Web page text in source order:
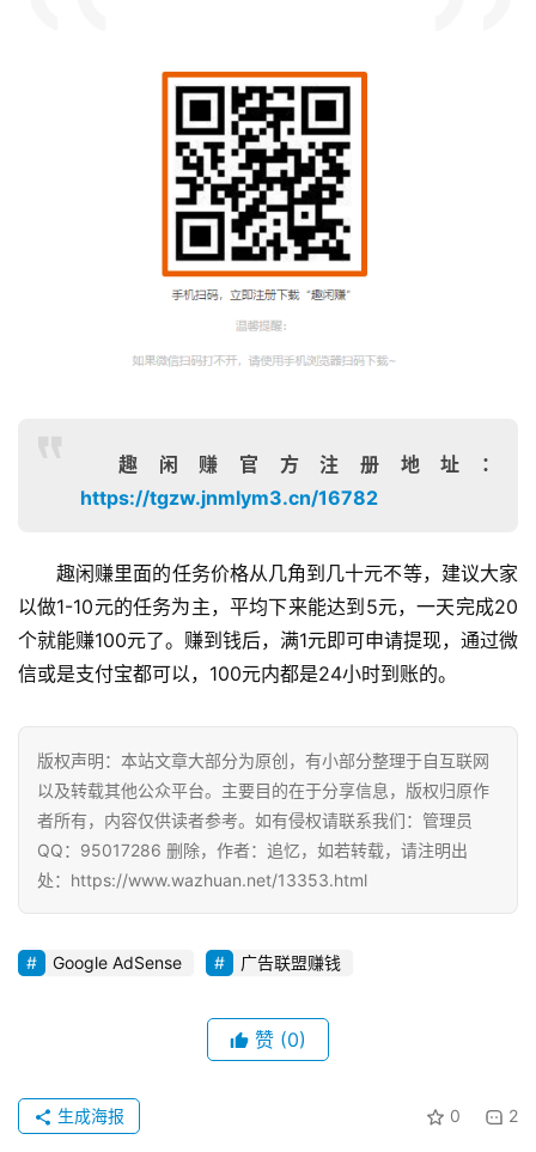
首
页
挖
赚
评
手
登录 注册
趣闲赚官方注册地址：
https://tgzw.jnmlym3.cn/16782
趣闲赚里面的任务价格从几角到几十元不等，建议大家
以做1-10元的任务为主，平均下来能达到5元，一天完成20
个就能赚100元了。赚到钱后，满1元即可申请提现，通过微
信或是支付宝都可以，100元内都是24小时到账的。
版权声明：本站文章大部分为原创，有小部分整理于自互联网
以及转载其他公众平台。主要目的在于分享信息，版权归原作
者所有，内容仅供读者参考。如有侵权请联系我们：管理员
QQ：95017286 删除，作者：追忆，如若转载，请注明出
处：https://www.wazhuan.net/13353.html
Google AdSense 广告联盟赚钱
赞 (0)
0 2
生成海报